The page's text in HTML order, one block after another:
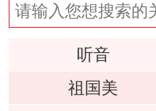
听音
祖国美